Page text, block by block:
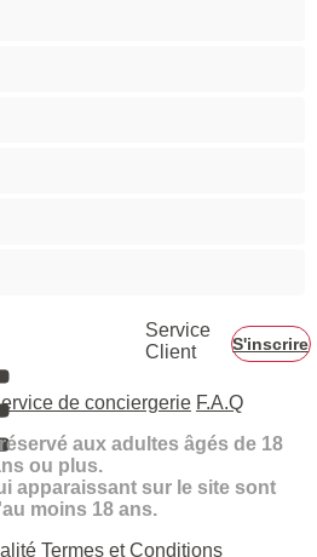
Service
Client
S'inscrire
de conciergerie F.A.Q
aux adultes âgés de 18
ou plus.
apparaissant sur le site sont
moins 18 ans.
Termes et Conditions